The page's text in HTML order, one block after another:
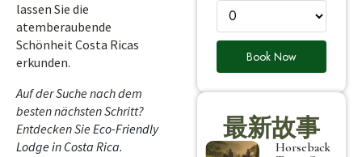
lassen Sie die
atemberaubende
Schönheit Costa Ricas
erkunden.
Auf der Suche nach dem
besten nächsten Schritt?
Entdecken Sie Eco-Friendly
Lodge in Costa Rica.
Book Now
最新故事
Horseback